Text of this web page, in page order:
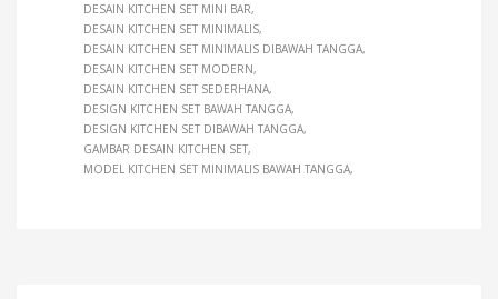
DESAIN KITCHEN SET MINI BAR
DESAIN KITCHEN SET MINIMALIS
DESAIN KITCHEN SET MINIMALIS DIBAWAH TANGGA
DESAIN KITCHEN SET MODERN
DESAIN KITCHEN SET SEDERHANA
DESIGN KITCHEN SET BAWAH TANGGA
DESIGN KITCHEN SET DIBAWAH TANGGA
GAMBAR DESAIN KITCHEN SET
MODEL KITCHEN SET MINIMALIS BAWAH TANGGA